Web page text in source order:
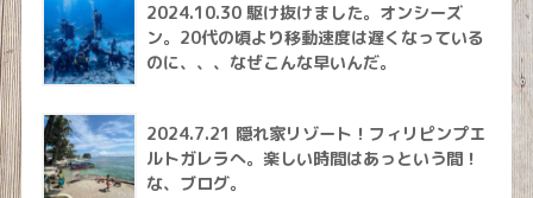
2024.10.30 駆け抜けました。オンシーズ
ン。20代の頃より移動速度は遅くなっている
のに、、、なぜこんな早いんだ。
2024.7.21 隠れ家リゾート！フィリピンプエ
ルトガレラへ。楽しい時間はあっという間！
な、ブログ。